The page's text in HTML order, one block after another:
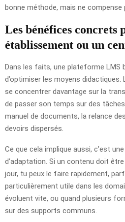
bonne méthode, mais ne compense
Les bénéfices concrets
établissement ou un
Dans les faits, une plateforme LMS
d’optimiser les moyens
se concentrer davantage sur la
de passer son temps sur des
manuel de documents, la relance
devoirs dispersés.
Ce que cela implique aussi, c’est
d’adaptation. Si un contenu doit
jour, tu peux le faire rapidement,
particulièrement utile dans les
évoluent vite, ou quand plusieurs
sur des supports communs.